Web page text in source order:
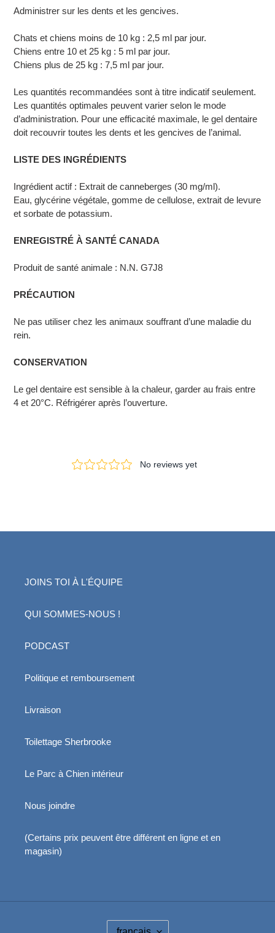
Administrer sur les dents et les gencives.
Chats et chiens moins de 10 kg : 2,5 ml par jour.
Chiens entre 10 et 25 kg : 5 ml par jour.
Chiens plus de 25 kg : 7,5 ml par jour.
Les quantités recommandées sont à titre indicatif seulement.
Les quantités optimales peuvent varier selon le mode
d’administration. Pour une efficacité maximale, le gel dentaire
doit recouvrir toutes les dents et les gencives de l’animal.
LISTE DES INGRÉDIENTS
Ingrédient actif : Extrait de canneberges (30 mg/ml).
Eau, glycérine végétale, gomme de cellulose, extrait de levure
et sorbate de potassium.
ENREGISTRÉ À SANTÉ CANADA
Produit de santé animale : N.N. G7J8
PRÉCAUTION
Ne pas utiliser chez les animaux souffrant d’une maladie du
rein.
CONSERVATION
Le gel dentaire est sensible à la chaleur, garder au frais entre
4 et 20°C. Réfrigérer après l’ouverture.
JOINS TOI À L'ÉQUIPE
QUI SOMMES-NOUS !
PODCAST
Politique et remboursement
Livraison
Toilettage Sherbrooke
Le Parc à Chien intérieur
Nous joindre
(Certains prix peuvent être différent en ligne et en
magasin)